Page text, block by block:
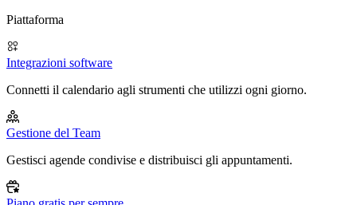
Piattaforma
Integrazioni software
Connetti il calendario agli strumenti che utilizzi ogni giorno.
Gestione del Team
Gestisci agende condivise e distribuisci gli appuntamenti.